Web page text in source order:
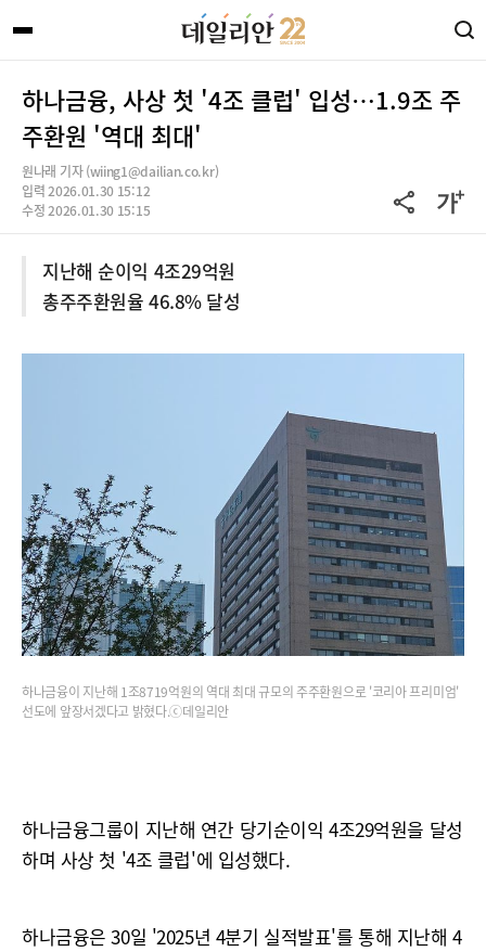
하나금융, 사상 첫 '4조 클럽' 입성…1.9조 주
주환원 '역대 최대'
원나래 기자 (wiing1@dailian.co.kr)
입력 2026.01.30 15:12
수정 2026.01.30 15:15
지난해 순이익 4조29억원
총주주환원율 46.8% 달성
하나금융이 지난해 1조8719억원의 역대 최대 규모의 주주환원으로 '코리아 프리미엄'
선도에 앞장서겠다고 밝혔다.ⓒ데일리안
하나금융그룹이 지난해 연간 당기순이익 4조29억원을 달성
하며 사상 첫 '4조 클럽'에 입성했다.
하나금융은 30일 '2025년 4분기 실적발표'를 통해 지난해 4